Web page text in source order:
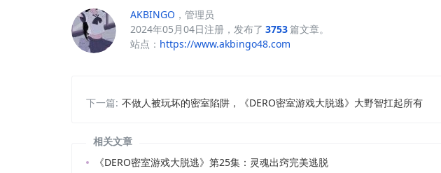
AKBINGO ，管理员
2024年05月04日注册，发布了 3753篇文章。
站点： https://www.akbingo48.com
下一篇: 不做人被玩坏的密室陷阱，《DERO密室游戏大脱逃》大野智扛起所有
相关文章
《DERO密室游戏大脱逃》第25集：灵魂出窍完美逃脱